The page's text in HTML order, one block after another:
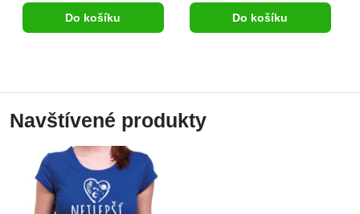
Do košíku Do košíku
Navštívené produkty